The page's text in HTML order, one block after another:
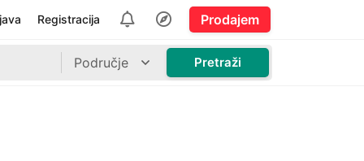
Prodajem
Registracija
Područje Pretraži